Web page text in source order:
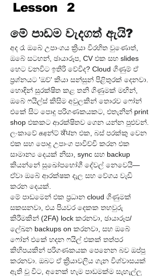
Lesson
2
මේ පාඩම වැදගත් ඇයි?
අද රෑ ඔබේ උපාංගය ක්‍රියා විරහිත වුණොත්,
ඔබේ සටහන්, ඡායාරූප, CV එක සහ slides
හෙට වනවිට ඉතිරි වේවිද? Cloud ගිණුම් ඒ
ප්‍රශ්නයට 'ඔව්' කියා සන්සුන් පිළිතුරක් දෙනවා.
හොඳින් සුරක්ෂිත කළ තනි ගිණුමක් මඟින්,
ඔබේ ෆයිල්ස් කිසිම අවුලකින් තොරව ෆෝන්
එකේ සිට පොදු පරිගණකයකට, එතැනින් print
shop එකකට ආරක්ෂිතව ගෙන යන්න පුළුවන්.
ලංකාවේ கரන්ට් ਕੱਪන එක, බස් පරක්කු වෙන
එක සහ පොදු උපාංග පාවිච්චි කරන එක
සාමාන්‍ය දෙයක් නිසා, sync සහ backup
කියන්නේ සුඛෝපභෝගී දේවල් නෙවෙයි—
ඒවා ඔබේ ආරක්ෂක දැල සහ වේගය වැඩි
කරන දෙයක්.
මේ පාඩමෙන් එක ප්‍රධාන cloud ගිණුමක්
සකසනවා, එය පියවර දෙකක තහවුරු
කිරීමකින් (2FA) lock කරනවා, ඡායාරූප/
ලේඛන backups on කරනවා, සහ ඔබේ
ෆෝන් එකේ හදන ෆයිල් එකක් තත්පර
කිහිපයකින් පරිගණකයක පෙනෙන බව ඔප්පු
කරනවා. ඔබට ඒ ක්‍රියාවලිය ගැන විශ්වාසයක්
ඇති වූ විට, අනෙක් හැම පාඩමක්ම සැහැල්ලු